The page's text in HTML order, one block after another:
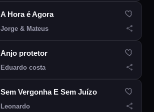
A Hora é Agora
Jorge & Mateus
Anjo protetor
Eduardo costa
Sem Vergonha E Sem Juízo
Leonardo